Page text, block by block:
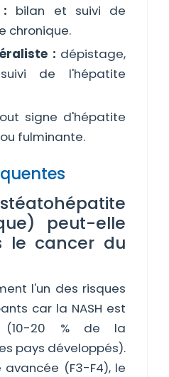
bilan et suivi de
chronique.
: dépistage,
de l'hépatite
signe d'hépatite
fulminante.
peut-elle
le cancer du
l'un des risques
car la NASH est
(10-20 % de la
pays développés).
(F3-F4), le